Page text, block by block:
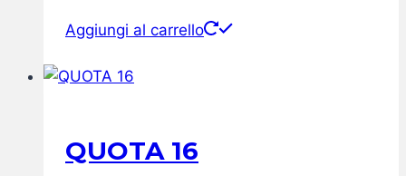
Aggiungi al carrello
QUOTA 16